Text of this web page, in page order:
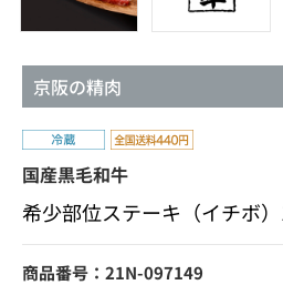
京阪の精肉
国産黒毛和牛
希少部位ステーキ（イチボ
商品番号：21N-097149